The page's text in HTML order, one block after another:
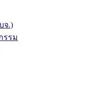
จ.)
รรม